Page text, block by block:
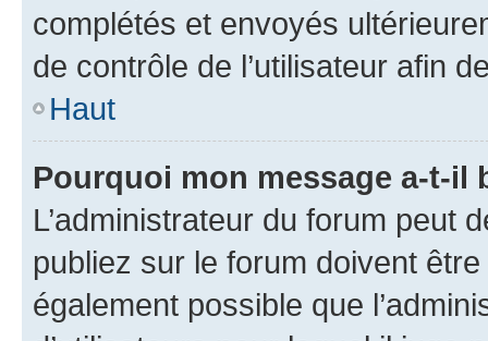
complétés et envoyés
de contrôle de l’utilisateur afin
Haut
Pourquoi mon message a-t-il
L’administrateur du forum peut
publiez sur le forum doivent
également possible que